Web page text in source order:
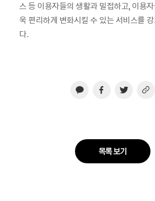
스 등 이용자들의 생활과 밀접하고, 이용
욱 편리하게 변화시킬 수 있는 서비스를
다.
목록 보기